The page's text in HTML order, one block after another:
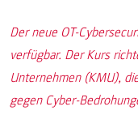
Der neue OT-
verfügbar. Der Kurs
Unternehmen (KMU),
gegen Cyber-